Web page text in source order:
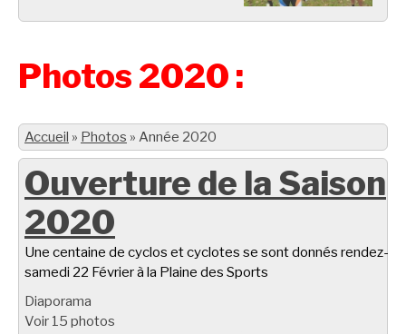
Photos 2020 :
Accueil » Photos » Année 2020
Ouverture de la Saison
2020
Une centaine de cyclos et cyclotes se sont donnés rendez-
samedi 22 Février à la Plaine des Sports
Diaporama
Voir 15 photos